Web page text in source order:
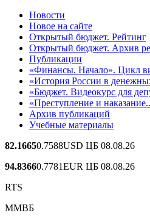
Новости
Новое на сайте
Открытый бюджет. Рейтинг
Открытый бюджет. Архив
Публикации
«Финансы. Начало». Цикл
«История России в
«Бюджет. Видеокурс для
«Преступление и
Архив публикаций
Учебные материалы
82.16650.7588USD ЦБ 08.08.26
94.83660.7781EUR ЦБ 08.08.26
RTS
ММВБ